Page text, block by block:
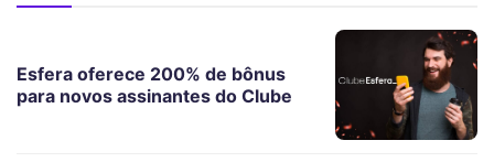
Esfera oferece 200% de bônus
para novos assinantes do Clube